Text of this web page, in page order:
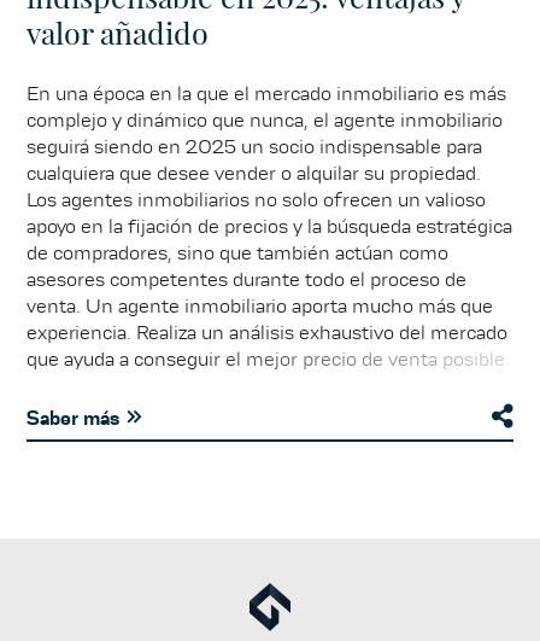
valor añadido
En una época en la que el mercado inmobiliario es más
complejo y dinámico que nunca, el agente inmobiliario
seguirá siendo en 2025 un socio indispensable para
cualquiera que desee vender o alquilar su propiedad.
Los agentes inmobiliarios no solo ofrecen un valioso
apoyo en la fijación de precios y la búsqueda estratégica
de compradores, sino que también actúan como
asesores competentes durante todo el proceso de
venta. Un agente inmobiliario aporta mucho más que
experiencia. Realiza un análisis exhaustivo del mercado
que ayuda a conseguir el mejor precio de venta posible.
particularidades regionales, los agentes son capaces de
detectar y evitar posibles obstáculos con antelación. Al
Saber más